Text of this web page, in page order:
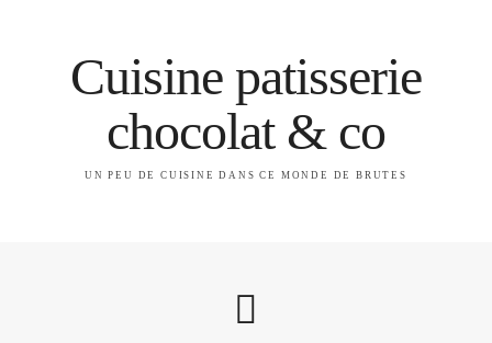
Cuisine patisserie
chocolat & co
UN PEU DE CUISINE DANS CE MONDE DE BRUTES